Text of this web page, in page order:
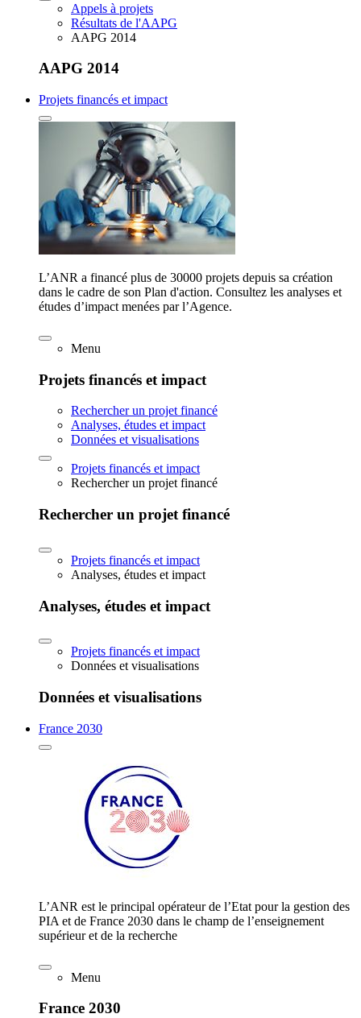
Appels à projets
Résultats de l'AAPG
AAPG 2014
AAPG 2014
Projets financés et impact
L’ANR a financé plus de 30000 projets depuis sa création
dans le cadre de son Plan d'action. Consultez les analyses et
études d’impact menées par l’Agence.
Menu
Projets financés et impact
Rechercher un projet financé
Analyses, études et impact
Données et visualisations
Projets financés et impact
Rechercher un projet financé
Rechercher un projet financé
Projets financés et impact
Analyses, études et impact
Analyses, études et impact
Projets financés et impact
Données et visualisations
Données et visualisations
France 2030
L’ANR est le principal opérateur de l’Etat pour la gestion des
PIA et de France 2030 dans le champ de l’enseignement
supérieur et de la recherche
Menu
France 2030